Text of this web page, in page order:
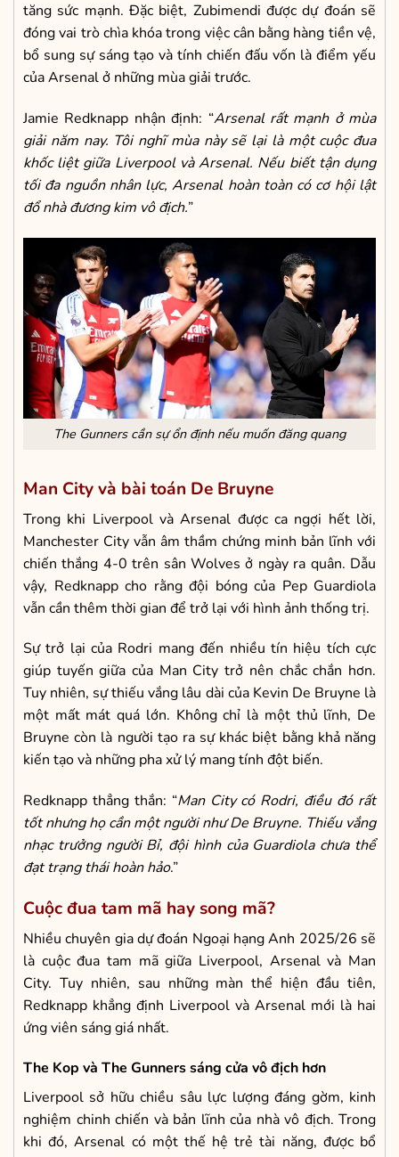
tăng sức mạnh. Đặc biệt, Zubimendi được dự đoán sẽ
đóng vai trò chìa khóa trong việc cân bằng hàng tiền vệ,
bổ sung sự sáng tạo và tính chiến đấu vốn là điểm yếu
của Arsenal ở những mùa giải trước.
Jamie Redknapp nhận định: “Arsenal rất mạnh ở mùa
giải năm nay. Tôi nghĩ mùa này sẽ lại là một cuộc đua
khốc liệt giữa Liverpool và Arsenal. Nếu biết tận dụng
tối đa nguồn nhân lực, Arsenal hoàn toàn có cơ hội lật
đổ nhà đương kim vô địch.”
The Gunners cần sự ổn định nếu muốn đăng quang
Man City và bài toán De Bruyne
Trong khi Liverpool và Arsenal được ca ngợi hết lời,
Manchester City vẫn âm thầm chứng minh bản lĩnh với
chiến thắng 4-0 trên sân Wolves ở ngày ra quân. Dẫu
vậy, Redknapp cho rằng đội bóng của Pep Guardiola
vẫn cần thêm thời gian để trở lại với hình ảnh thống trị.
Sự trở lại của Rodri mang đến nhiều tín hiệu tích cực
giúp tuyến giữa của Man City trở nên chắc chắn hơn.
Tuy nhiên, sự thiếu vắng lâu dài của Kevin De Bruyne là
một mất mát quá lớn. Không chỉ là một thủ lĩnh, De
Bruyne còn là người tạo ra sự khác biệt bằng khả năng
kiến tạo và những pha xử lý mang tính đột biến.
Redknapp thẳng thắn: “Man City có Rodri, điều đó rất
tốt nhưng họ cần một người như De Bruyne. Thiếu vắng
nhạc trưởng người Bỉ, đội hình của Guardiola chưa thể
đạt trạng thái hoàn hảo.”
Cuộc đua tam mã hay song mã?
Nhiều chuyên gia dự đoán Ngoại hạng Anh 2025/26 sẽ
là cuộc đua tam mã giữa Liverpool, Arsenal và Man
City. Tuy nhiên, sau những màn thể hiện đầu tiên,
Redknapp khẳng định Liverpool và Arsenal mới là hai
ứng viên sáng giá nhất.
The Kop và The Gunners sáng cửa vô địch hơn
Liverpool sở hữu chiều sâu lực lượng đáng gờm, kinh
nghiệm chinh chiến và bản lĩnh của nhà vô địch. Trong
khi đó, Arsenal có một thế hệ trẻ tài năng, được bổ